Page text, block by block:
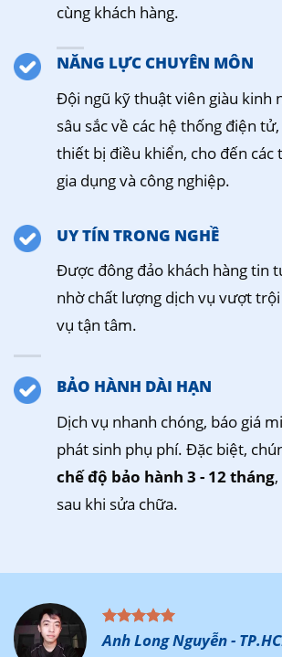
cùng khách hàng.
NĂNG LỰC CHUYÊN MÔN
Đội ngũ kỹ thuật viên giàu kinh
sâu sắc về các hệ thống điện
thiết bị điều khiển, cho đến
gia dụng và công nghiệp.
UY TÍN TRONG NGHỀ
Được đông đảo khách hàng tin
nhờ chất lượng dịch vụ vượt
vụ tận tâm.
BẢO HÀNH DÀI HẠN
Dịch vụ nhanh chóng, báo giá
phát sinh phụ phí. Đặc biệt,
chế độ bảo hành 3 - 12 tháng
sau khi sửa chữa.
Anh Long Nguyễn -